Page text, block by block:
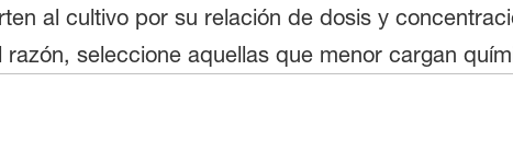
al cultivo por su relación de dosis y
seleccione aquellas que menor cargan